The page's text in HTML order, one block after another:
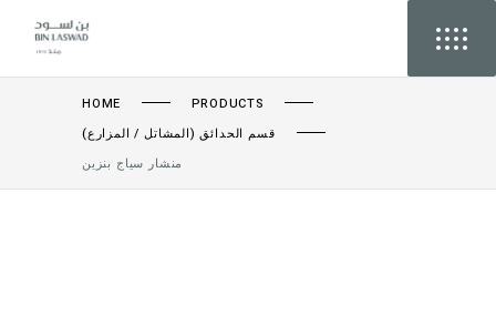
HOME
PRODUCTS
قسم الحدائق (المشاتل / المزارع)
منشار سياج بنزين